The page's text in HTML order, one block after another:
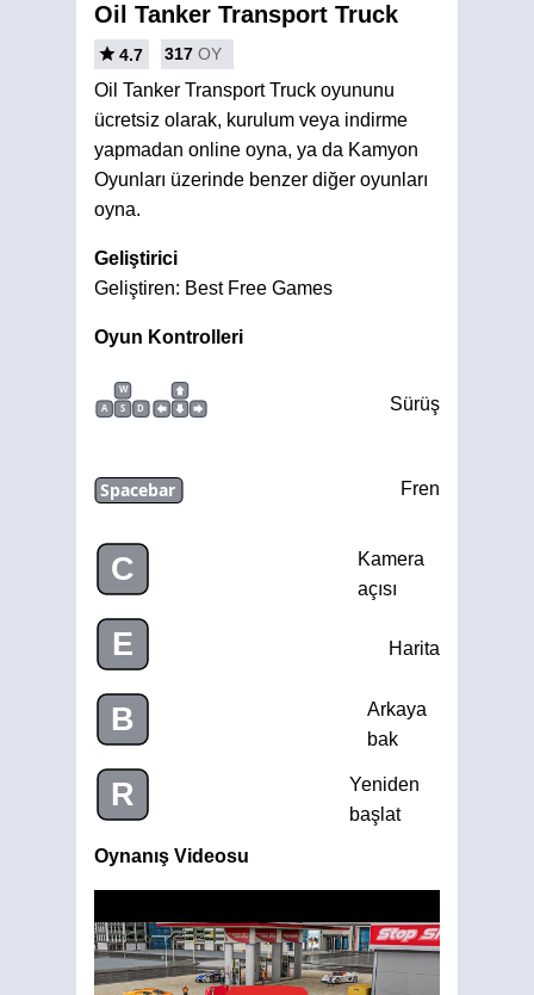
Oil Tanker Transport Truck
4.7 317 OY
Oil Tanker Transport Truck oyununu
ücretsiz olarak, kurulum veya indirme
yapmadan online oyna, ya da Kamyon
Oyunları üzerinde benzer diğer oyunları
oyna.
Geliştirici
Geliştiren: Best Free Games
Oyun Kontrolleri
W
A
S D Sürüş
Spacebar Fren
C
Kamera
açısı
E Harita
B
Arkaya
bak
R
Yeniden
başlat
Oynanış Videosu